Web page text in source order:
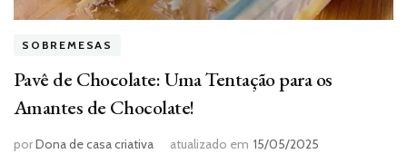
SOBREMESAS
Pavê de Chocolate: Uma Tentação para os
Amantes de Chocolate!
porDona de casa criativa atualizado em 15/05/2025